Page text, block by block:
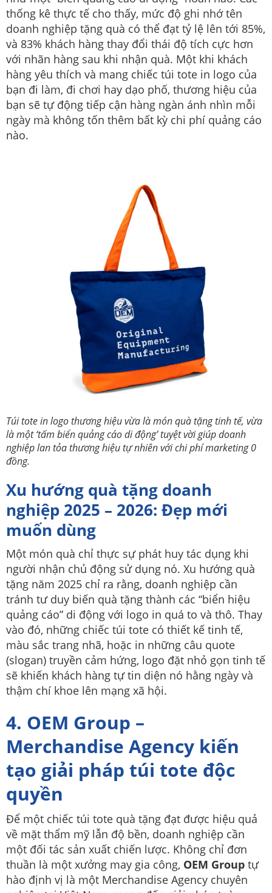
thống kê thực tế cho thấy, mức độ ghi nhớ tên
doanh nghiệp tặng quà có thể đạt tỷ lệ lên tới 85%,
và 83% khách hàng thay đổi thái độ tích cực hơn
với nhãn hàng sau khi nhận quà. Một khi khách
hàng yêu thích và mang chiếc túi tote in logo của
bạn đi làm, đi chơi hay dạo phố, thương hiệu của
bạn sẽ tự động tiếp cận hàng ngàn ánh nhìn mỗi
ngày mà không tốn thêm bất kỳ chi phí quảng cáo
nào.
Túi tote in logo thương hiệu vừa là món quà tặng tinh tế, vừa
là một ‘tấm biển quảng cáo di động’ tuyệt vời giúp doanh
nghiệp lan tỏa thương hiệu tự nhiên với chi phí marketing 0
đồng.
Xu hướng quà tặng doanh
nghiệp 2025 – 2026: Đẹp mới
muốn dùng
Một món quà chỉ thực sự phát huy tác dụng khi
người nhận chủ động sử dụng nó. Xu hướng quà
tặng năm 2025 chỉ ra rằng, doanh nghiệp cần
tránh tư duy biến quà tặng thành các “biển hiệu
quảng cáo” di động với logo in quá to và thô. Thay
vào đó, những chiếc túi tote có thiết kế tinh tế,
màu sắc trang nhã, hoặc in những câu quote
(slogan) truyền cảm hứng, logo đặt nhỏ gọn tinh tế
sẽ khiến khách hàng tự tin diện nó hằng ngày và
thậm chí khoe lên mạng xã hội.
4. OEM Group –
Merchandise Agency kiến
tạo giải pháp túi tote độc
quyền
Để một chiếc túi tote quà tặng đạt được hiệu quả
về mặt thẩm mỹ lẫn độ bền, doanh nghiệp cần
một đối tác sản xuất chiến lược. Không chỉ đơn
thuần là một xưởng may gia công, OEM Group tự
hào định vị là một Merchandise Agency chuyên